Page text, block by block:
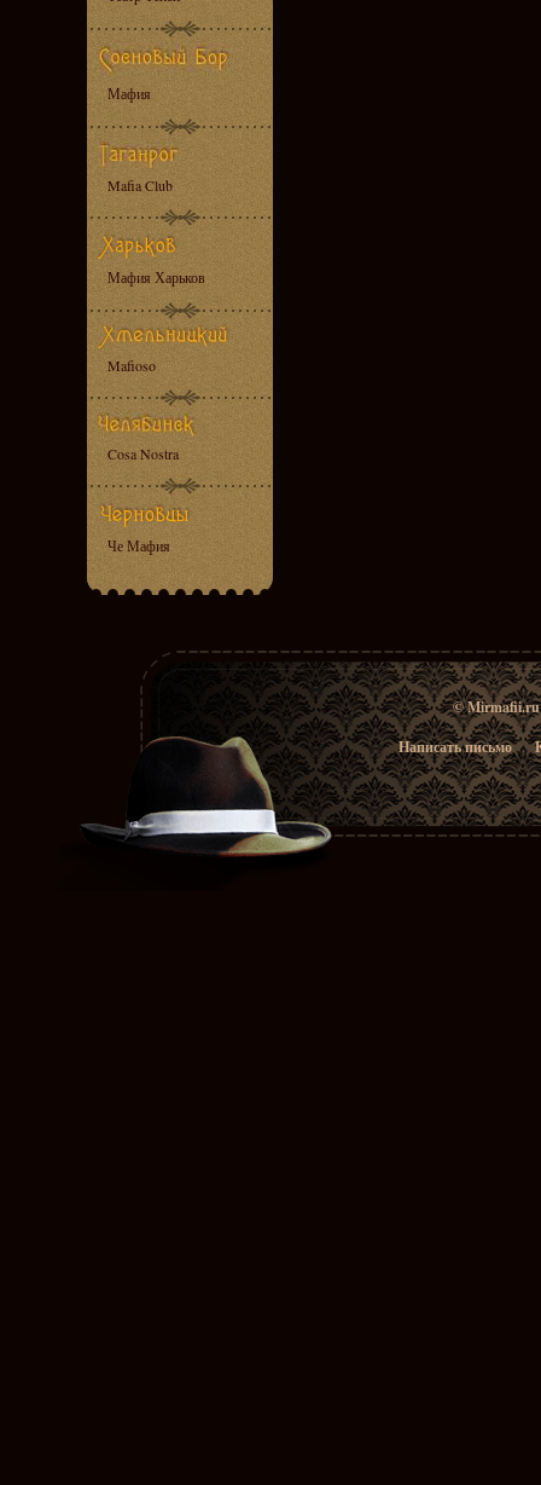
Мафия
Mafia Club
Мафия Харьков
Mafioso
Cosa Nostra
Че Мафия
© Mirmafii.ru
Написать письмо